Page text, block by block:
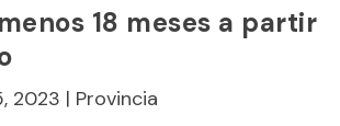
18 meses a partir
2023 | Provincia